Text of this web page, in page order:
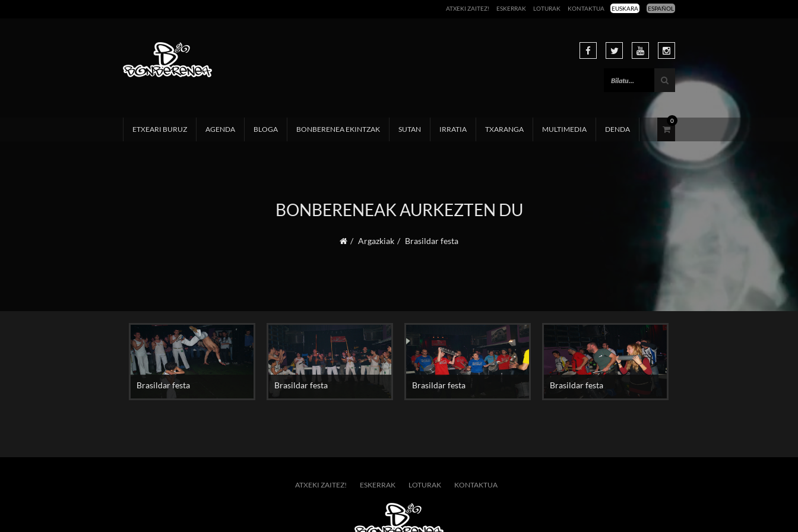
EUSKARA ESPAÑOL
ATXEKI ZAITEZ! ESKERRAK LOTURAK KONTAKTUA
ETXEARI BURUZ AGENDA BLOGA BONBERENEA EKINTZAK SUTAN IRRATIA TXARANGA MULTIMEDIA DENDA
0
BONBERENEAK AURKEZTEN DU
Argazkiak Brasildar festa
Brasildar festa Brasildar festa Brasildar festa Brasildar festa
ATXEKI ZAITEZ! ESKERRAK LOTURAK KONTAKTUA